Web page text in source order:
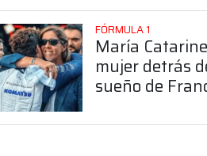
FÓRMULA 1
María
mujer detrás
sueño de
Fórmula 1